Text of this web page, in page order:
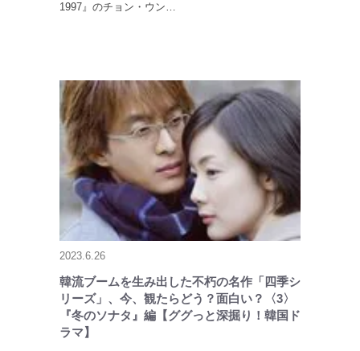
1997』のチョン・ウン…
2023.6.26
韓流ブームを生み出した不朽の名作「四季シ
リーズ」、今、観たらどう？面白い？〈3〉
『冬のソナタ』編【ググっと深掘り！韓国ド
ラマ】